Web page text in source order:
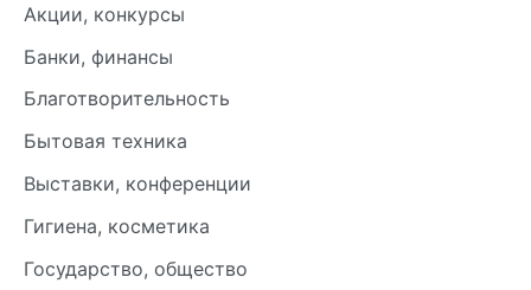
Акции, конкурсы
Банки, финансы
Благотворительность
Бытовая техника
Выставки, конференции
Гигиена, косметика
Государство, общество